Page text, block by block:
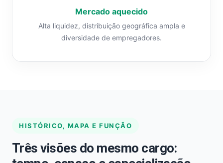
Mercado aquecido
Alta liquidez, distribuição geográfica ampla e
diversidade de empregadores.
HISTÓRICO, MAPA E FUNÇÃO
Três visões do mesmo cargo: